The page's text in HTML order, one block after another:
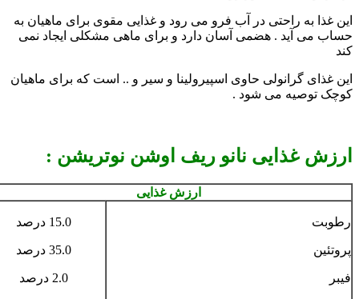
این غذا به راحتی در آب فرو می رود و غذایی مقوی برای ماهیان به
حساب می آید . هضمی آسان دارد و برای ماهی مشکلی ایجاد نمی
کند
این غذای گرانولی حاوی اسپیرولینا و سیر و .. است که برای ماهیان
کوچک توصیه می شود .
ارزش غذایی نانو ریف اوشن نوتریشن :
ارزش غذایی
رطوبت
پروتئین
فیبر
15.0 درصد
35.0 درصد
2.0 درصد